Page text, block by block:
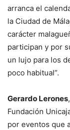
arranca el
la Ciudad de
carácter
participan y por
un lujo para los
poco habitual”.
Gerardo Lerones
Fundación
por eventos que